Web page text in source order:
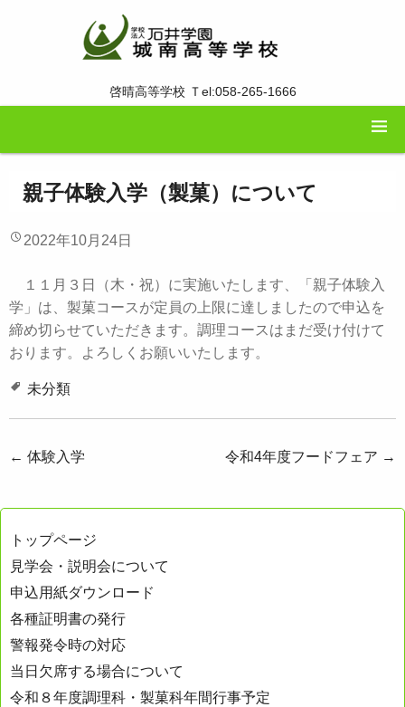
啓晴高等学校 Ｔel:058-265-1666
親子体験入学（製菓）について
2022年10月24日
１１月３日（木・祝）に実施いたします、「親子体験入
学」は、製菓コースが定員の上限に達しましたので申込を
締め切らせていただきます。調理コースはまだ受け付けて
おります。よろしくお願いいたします。
未分類
投
ビ
ゲ
ー
シ
ョ
ン
← 体験入学 令和4年度フードフェア →
トップページ
見学会・説明会について
申込用紙ダウンロード
各種証明書の発行
警報発令時の対応
当日欠席する場合について
令和８年度調理科・製菓科年間行事予定